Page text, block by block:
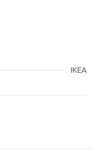
IKEA